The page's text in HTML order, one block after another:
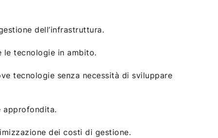
dell’infrastruttura.
le tecnologie in ambito.
tecnologie senza necessità di sviluppare
approfondita.
dei costi di gestione.